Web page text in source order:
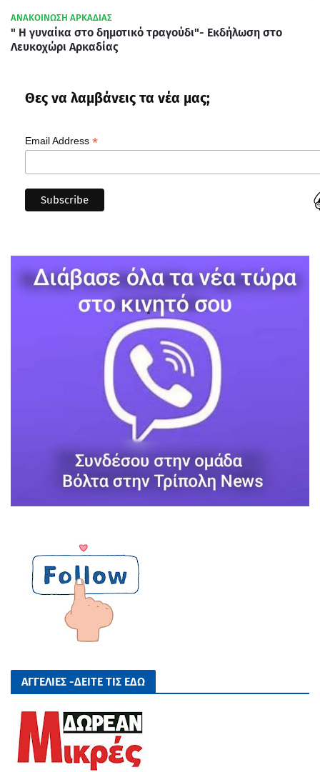
ΑΝΑΚΟΙΝΩΣΗ ΑΡΚΑΔΙΑΣ
" Η γυναίκα στο δημοτικό τραγούδι"- Εκδήλωση στο
Λευκοχώρι Αρκαδίας
Θες να λαμβάνεις τα νέα μας;
Email Address *
ΑΓΓΕΛΙΕΣ -ΔΕΙΤΕ ΤΙΣ ΕΔΩ